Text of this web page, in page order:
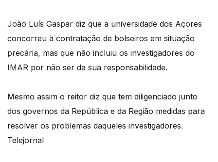
João Luís Gaspar diz que a universidade dos Açores
concorreu à contratação de bolseiros em situação
precária, mas que não incluiu os investigadores do
IMAR por não ser da sua responsabilidade.
Mesmo assim o reitor diz que tem diligenciado junto
dos governos da República e da Região medidas para
resolver os problemas daqueles investigadores.
Telejornal